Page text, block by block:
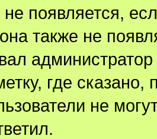
появляется,
также не
где
не